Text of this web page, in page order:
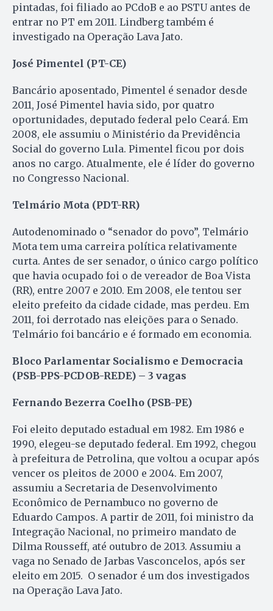
pintadas, foi filiado ao PCdoB e ao PSTU antes de
entrar no PT em 2011. Lindberg também é
investigado na Operação Lava Jato.
José Pimentel (PT-CE)
Bancário aposentado, Pimentel é senador desde
2011, José Pimentel havia sido, por quatro
oportunidades, deputado federal pelo Ceará. Em
2008, ele assumiu o Ministério da Previdência
Social do governo Lula. Pimentel ficou por dois
anos no cargo. Atualmente, ele é líder do governo
no Congresso Nacional.
Telmário Mota (PDT-RR)
Autodenominado o “senador do povo”, Telmário
Mota tem uma carreira política relativamente
curta. Antes de ser senador, o único cargo político
que havia ocupado foi o de vereador de Boa Vista
(RR), entre 2007 e 2010. Em 2008, ele tentou ser
eleito prefeito da cidade cidade, mas perdeu. Em
2011, foi derrotado nas eleições para o Senado.
Telmário foi bancário e é formado em economia.
Bloco Parlamentar Socialismo e Democracia
(PSB-PPS-PCDOB-REDE) – 3 vagas
Fernando Bezerra Coelho (PSB-PE)
Foi eleito deputado estadual em 1982. Em 1986 e
1990, elegeu-se deputado federal. Em 1992, chegou
à prefeitura de Petrolina, que voltou a ocupar após
vencer os pleitos de 2000 e 2004. Em 2007,
assumiu a Secretaria de Desenvolvimento
Econômico de Pernambuco no governo de
Eduardo Campos. A partir de 2011, foi ministro da
Integração Nacional, no primeiro mandato de
Dilma Rousseff, até outubro de 2013. Assumiu a
vaga no Senado de Jarbas Vasconcelos, após ser
eleito em 2015. O senador é um dos investigados
na Operação Lava Jato.